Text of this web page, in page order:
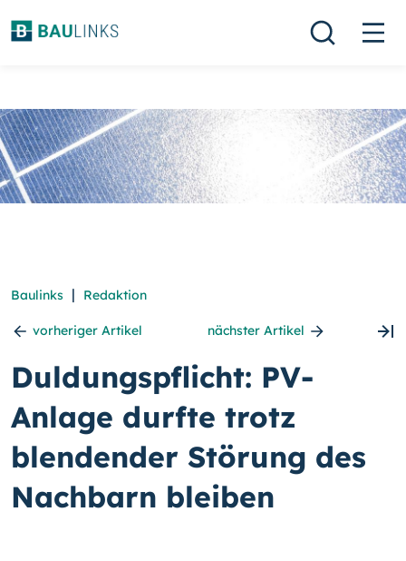
Baulinks | Redaktion
vorheriger Artikel nächster Artikel
Duldungspflicht: PV-
Anlage durfte trotz
blendender Störung des
Nachbarn bleiben